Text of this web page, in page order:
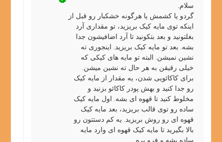
سلام.
گردو یا کشمش یا هرگونه خشکبار رو قبل از
اینکه توی مایه کیک بریزید، تو مقداری آرد
بغلتونید و بعد بتکونید تا آرد اضافیشون جدا
بشه. بعد تو مایه کیک بریزید. اینجوری ته
نشین نمیشن. البته تو مایه های کیکی که
خیلی رقیقن به هر حال ته نشین میشن.
برای کاکائویی شدن، یه مقدار از مایه کیک
رو جدا کنید و بهش پودر کاکائو بزنید و
مخلوط کنید تا قهوه ای بشه. اول مایه کیک
ساده رو توی قالب بریزید، بعد مایه کیک
قهوه ای رو روش بریزید. یه کم دستتون رو
بالا بگیرید تا مایه کیک قهوه ای وارد مایه